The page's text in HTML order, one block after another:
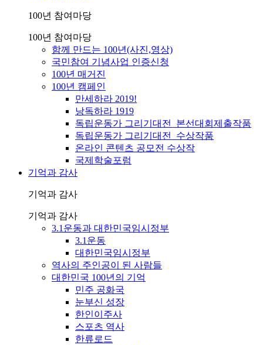
100년 참여마당
100년 참여마당
함께 만드는 100년(사진,영상)
국민참여 기념사업 인증신청
100년 매거진
100년 캠페인
만세하라 2019!
낭독하라 1919
독립운동가 그리기대전_본선대회제출작품
독립운동가 그리기대전_수상작품
온라인 콘텐츠 공모전 수상작
국제학술포럼
기억과 감사
기억과 감사
기억과 감사
3.1운동과 대한민국임시정부
3.1운동
대한민국임시정부
역사의 주인공이 된 사람들
대한민국 100년의 기억
민주 공화국
눈부신 성장
한인이주사
스포츠 역사
한류로드